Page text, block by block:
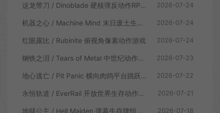
这龙带刀 / Dinoblade 硬核弹反动作RPG游戏 2026-07-24
机器之心 / Machine Mind 末日废土生存动作游戏 2026-07-24
红眼露比 / Rubinite 俯视角像素动作游戏 2026-07-24
钢铁之泪 / Tears of Metal 中世纪动作肉鸽游戏 2026-07-23
地心逃亡 / Pit Panic 横向肉鸽平台跳跃游戏 2026-07-22
永恒轨道 / EverRail 开放世界生存动作游戏 2026-07-21
地狱公主 / Hell Maiden 弹幕生存牌组动作游戏 2026-07-18